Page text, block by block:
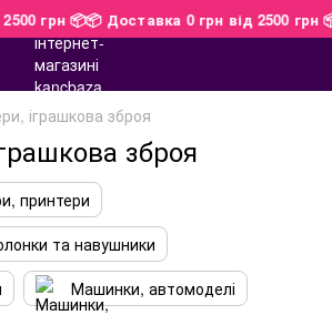
2500 грн 📦 📦 Доставка 0 грн від 2500
іграшкова зброя
зброя
принтери
та навушники
Машинки, автомоделі